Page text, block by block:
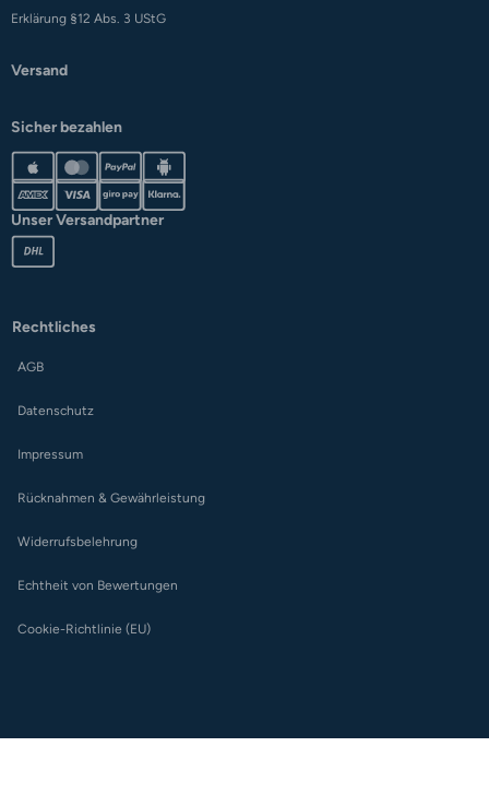
Erklärung §12 Abs. 3 UStG
Versand
Sicher bezahlen
Unser Versandpartner
Rechtliches
AGB
Datenschutz
Impressum
Rücknahmen & Gewährleistung
Widerrufsbelehrung
Echtheit von Bewertungen
Cookie-Richtlinie (EU)